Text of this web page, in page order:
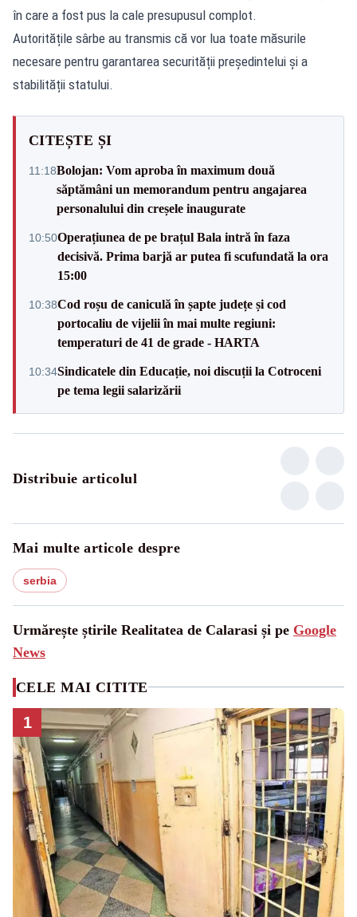
în care a fost pus la cale presupusul complot.
Autoritățile sârbe au transmis că vor lua toate măsurile
necesare pentru garantarea securității președintelui și a
stabilității statului.
CITEȘTE ȘI
11:18Bolojan: Vom aproba în maximum două
săptămâni un memorandum pentru angajarea
personalului din creșele inaugurate
10:50Operațiunea de pe brațul Bala intră în faza
decisivă. Prima barjă ar putea fi scufundată la ora
15:00
10:38Cod roșu de caniculă în șapte județe și cod
portocaliu de vijelii în mai multe regiuni:
temperaturi de 41 de grade - HARTA
10:34Sindicatele din Educație, noi discuții la Cotroceni
pe tema legii salarizării
Distribuie articolul
Mai multe articole despre
serbia
Urmărește știrile Realitatea de Calarasi și pe Google
News
CELE MAI CITITE
1